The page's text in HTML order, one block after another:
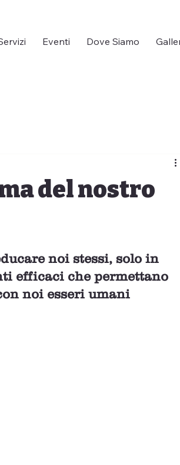
Eventi Dove Siamo
del nostro
noi stessi, solo in
efficaci che permettano
noi esseri umani